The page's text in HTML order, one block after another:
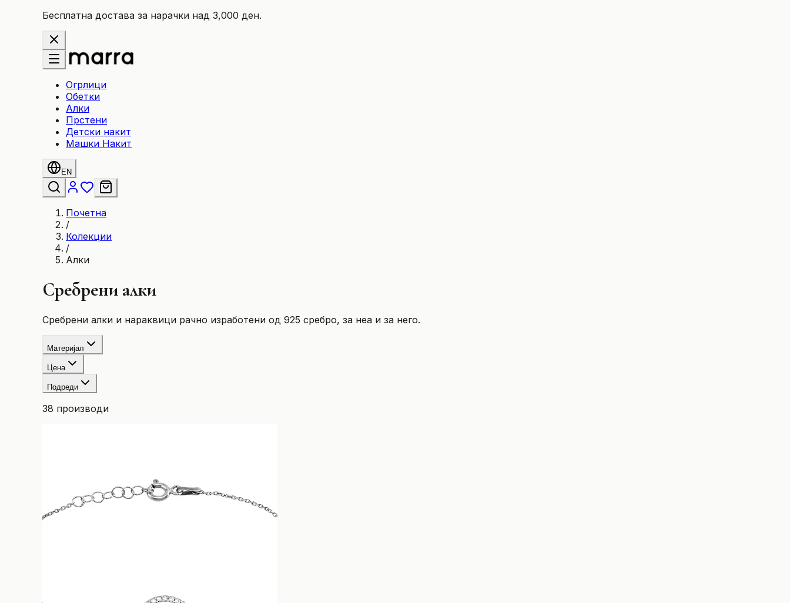
Бесплатна достава за нарачки над 3,000 ден.
Огрлици
Обетки
Алки
Прстени
Детски накит
Машки Накит
EN
Почетна
/
Колекции
/
Алки
Сребрени алки
Сребрени алки и нараквици рачно изработени од 925 сребро, за неа и за него.
Материјал
Цена
Подреди
38 производи